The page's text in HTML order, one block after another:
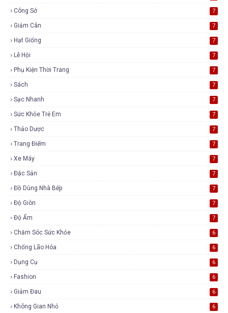
Công Sở 7
Giảm Cân 7
Hạt Giống 7
Lễ Hội 7
Phụ Kiện Thời Trang 7
Sách 7
Sạc Nhanh 7
Sức Khỏe Trẻ Em 7
Thảo Dược 7
Trang Điểm 7
Xe Máy 7
Đặc Sản 7
Đồ Dùng Nhà Bếp 7
Độ Giòn 7
Độ Ẩm 7
Chăm Sóc Sức Khỏe 6
Chống Lão Hóa 6
Dụng Cụ 6
Fashion 6
Giảm Đau 6
Không Gian Nhỏ 6